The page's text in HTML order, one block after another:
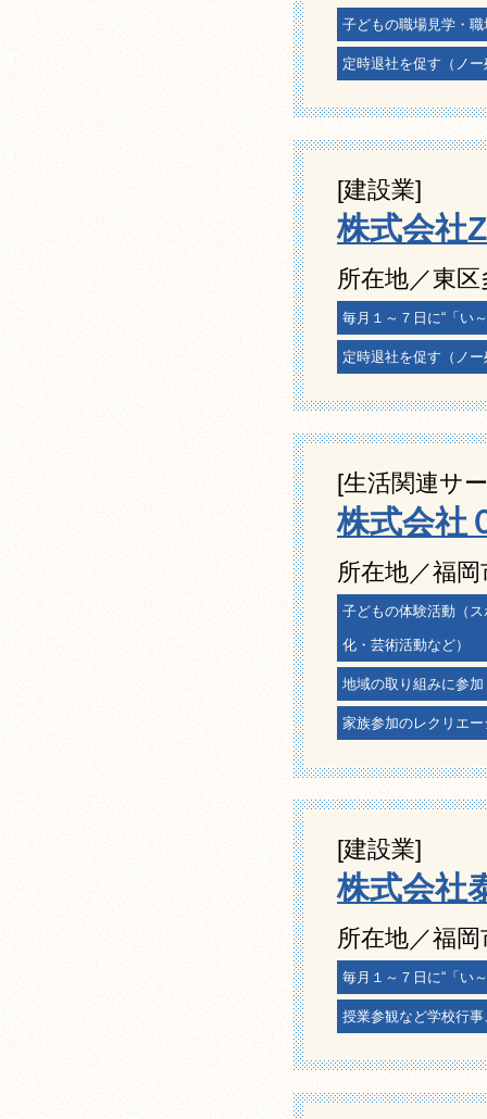
子どもの職場見学・職
定時退社を促す（ノ
[建設業]
株式会社
所在地／東
毎月１～７日に“「い
定時退社を促す（ノ
[生活関連サ
株式会社
所在地／福
子どもの体験活動（
化・芸術活動など）
地域の取り組みに参加
家族参加のレクリエ
[建設業]
株式会社
所在地／福
毎月１～７日に“「い
授業参観など学校行